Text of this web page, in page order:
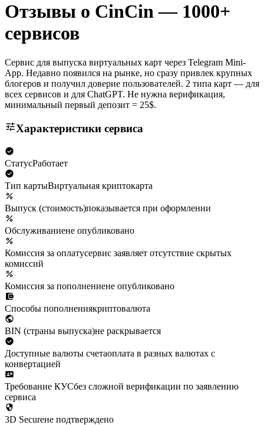
Отзывы о CinCin — 1000+
сервисов
Сервис для выпуска виртуальных карт через Telegram Mini-
App. Недавно появился на рынке, но сразу привлек крупных
блогеров и получил доверие пользователей. 2 типа карт — для
всех сервисов и для ChatGPT. Не нужна верификация,
минимальный первый депозит = 25$.
Характеристики сервиса
СтатусРаботает
Тип картыВиртуальная криптокарта
Выпуск (стоимость)показывается при оформлении
Обслуживаниене опубликовано
Комиссия за оплатусервис заявляет отсутствие скрытых
комиссий
Комиссия за пополнениене опубликовано
Способы пополнениякриптовалюта
BIN (страны выпуска)не раскрывается
Доступные валюты счетаоплата в разных валютах с
конвертацией
Требование КУСбез сложной верификации по заявлению
сервиса
3D Secureне подтверждено